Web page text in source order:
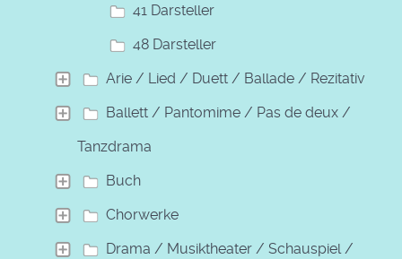
41 Darsteller
48 Darsteller
Arie / Lied / Duett / Ballade / Rezitativ
Ballett / Pantomime / Pas de deux /
Tanzdrama
Buch
Chorwerke
Drama / Musiktheater / Schauspiel /